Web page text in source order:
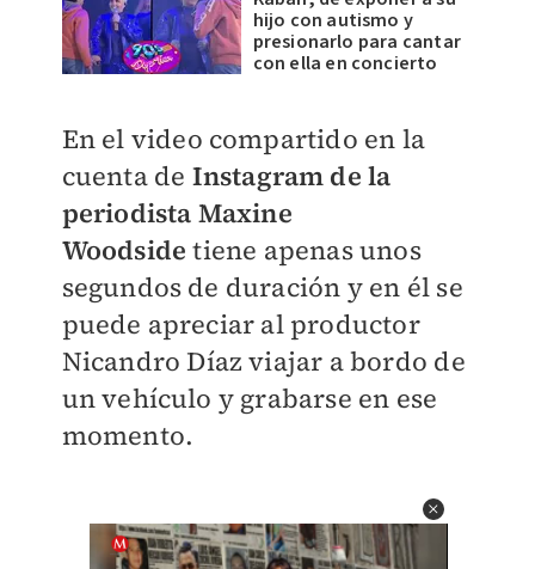
hijo con autismo y
presionarlo para cantar
con ella en concierto
En el video compartido en la
cuenta de Instagram de la
periodista Maxine
Woodside tiene apenas unos
segundos de duración y en él se
puede apreciar al productor
Nicandro Díaz viajar a bordo de
un vehículo y grabarse en ese
momento.